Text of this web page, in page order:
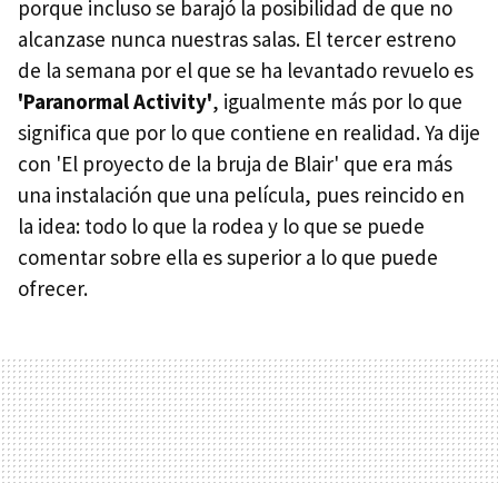
porque incluso se barajó la posibilidad de que no
alcanzase nunca nuestras salas. El tercer estreno
de la semana por el que se ha levantado revuelo es
'Paranormal Activity', igualmente más por lo que
significa que por lo que contiene en realidad. Ya dije
con 'El proyecto de la bruja de Blair' que era más
una instalación que una película, pues reincido en
la idea: todo lo que la rodea y lo que se puede
comentar sobre ella es superior a lo que puede
ofrecer.